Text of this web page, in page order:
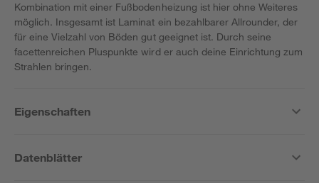
Kombination mit einer Fußbodenheizung ist hier ohne Weiteres
möglich. Insgesamt ist Laminat ein bezahlbarer Allrounder, der
für eine Vielzahl von Böden gut geeignet ist. Durch seine
facettenreichen Pluspunkte wird er auch deine Einrichtung zum
Strahlen bringen.
Eigenschaften
Datenblätter